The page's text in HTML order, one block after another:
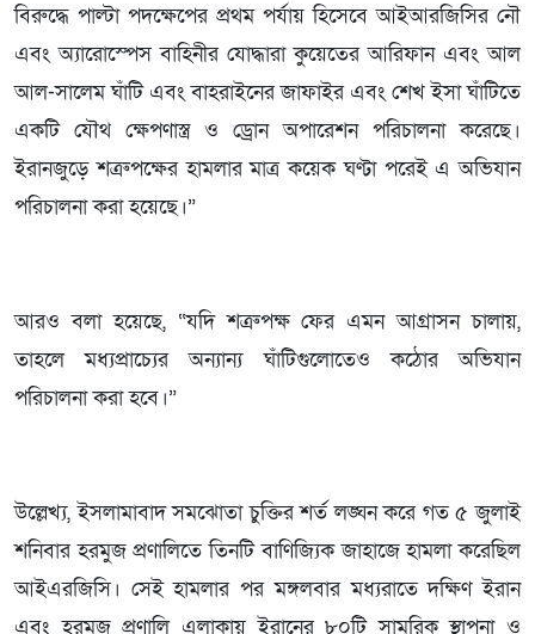
বিরুদ্ধে পাল্টা পদক্ষেপের প্রথম পর্যায় হিসেবে আইআরজিসির নৌ
এবং অ্যারোস্পেস বাহিনীর যোদ্ধারা কুয়েতের আরিফান এবং আল
আল-সালেম ঘাঁটি এবং বাহরাইনের জাফাইর এবং শেখ ইসা ঘাঁটিতে
একটি যৌথ ক্ষেপণাস্ত্র ও ড্রোন অপারেশন পরিচালনা করেছে।
ইরানজুড়ে শত্রুপক্ষের হামলার মাত্র কয়েক ঘণ্টা পরেই এ অভিযান
পরিচালনা করা হয়েছে।”
আরও বলা হয়েছে, “যদি শত্রুপক্ষ ফের এমন আগ্রাসন চালায়,
তাহলে মধ্যপ্রাচ্যের অন্যান্য ঘাঁটিগুলোতেও কঠোর অভিযান
পরিচালনা করা হবে।”
উল্লেখ্য, ইসলামাবাদ সমঝোতা চুক্তির শর্ত লঙ্ঘন করে গত ৫ জুলাই
শনিবার হরমুজ প্রণালিতে তিনটি বাণিজ্যিক জাহাজে হামলা করেছিল
আইএরজিসি। সেই হামলার পর মঙ্গলবার মধ্যরাতে দক্ষিণ ইরান
এবং হরমুজ প্রণালি এলাকায় ইরানের ৮০টি সামরিক স্থাপনা ও